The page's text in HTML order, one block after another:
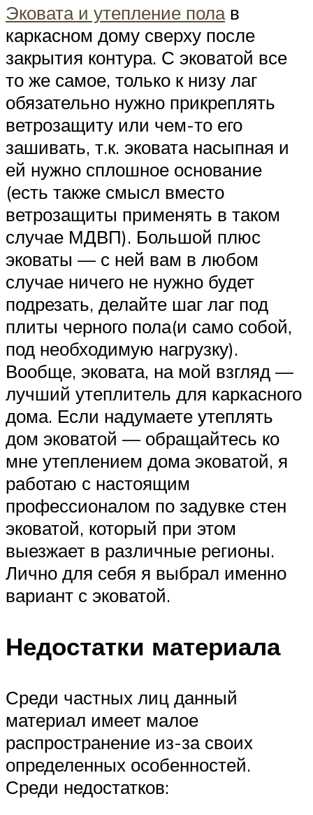
Эковата и утепление полав
каркасном дому сверху после
закрытия контура. С эковатой все
то же самое, только к низу лаг
обязательно нужно прикреплять
ветрозащиту или чем-то его
зашивать, т.к. эковата насыпная и
ей нужно сплошное основание
(есть также смысл вместо
ветрозащиты применять в таком
случае МДВП). Большой плюс
эковаты — с ней вам в любом
случае ничего не нужно будет
подрезать, делайте шаг лаг под
плиты черного пола(и само собой,
под необходимую нагрузку).
Вообще, эковата, на мой взгляд —
лучший утеплитель для каркасного
дома. Если надумаете утеплять
дом эковатой — обращайтесь ко
мне утеплением дома эковатой, я
работаю с настоящим
профессионалом по задувке стен
эковатой, который при этом
выезжает в различные регионы.
Лично для себя я выбрал именно
вариант с эковатой.
Недостатки материала
Среди частных лиц данный
материал имеет малое
распространение из-за своих
определенных особенностей.
Среди недостатков: